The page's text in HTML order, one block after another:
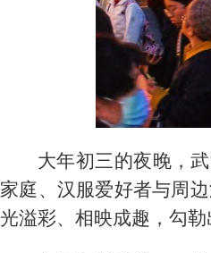
大年初三的夜晚，
家庭、汉服爱好者与周
光溢彩、相映成趣，勾勒